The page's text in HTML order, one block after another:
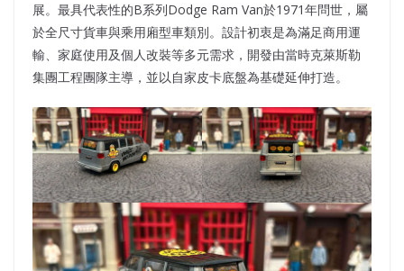
展。最具代表性的B系列Dodge Ram Van於1971年問世，屬
於全尺寸貨車與乘用廂型車類別。設計初衷是為滿足商用運
輸、家庭使用及個人改裝等多元需求，開發由當時克萊斯勒
集團工程團隊主導，並以自家皮卡底盤為基礎延伸打造。